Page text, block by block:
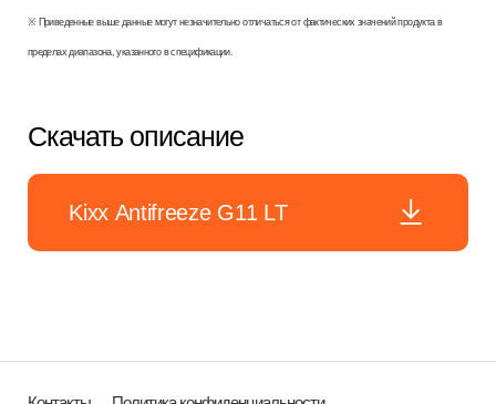
※ Приведенные выше данные могут незначительно отличаться от фактических значений продукта в
пределах диапазона, указанного в спецификации.
Скачать описание
Kixx Antifreeze G11 LT